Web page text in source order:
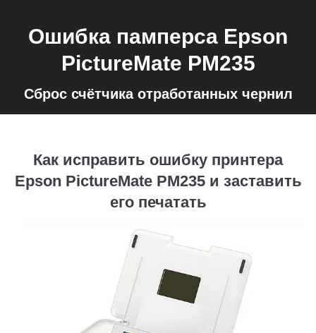
Ошибка памперса Epson
PictureMate PM235
Сброс счётчика отработанных чернил
Как исправить ошибку принтера
Epson PictureMate PM235 и заставить
его печатать